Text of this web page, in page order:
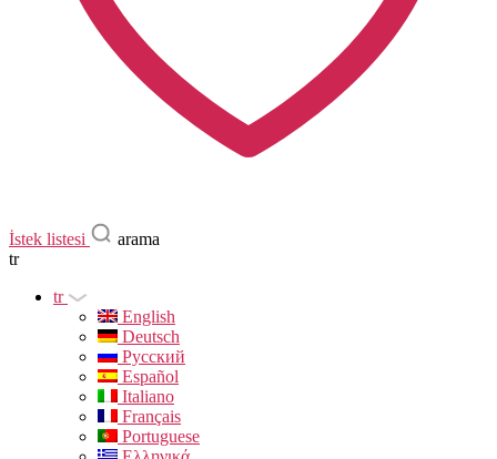
İstek listesi
arama
tr
tr
English
Deutsch
Русский
Español
Italiano
Français
Portuguese